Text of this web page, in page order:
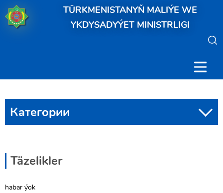
TÜRKMENISTANYŇ MALIÝE WE
YKDYSADYÝET MINISTRLIGI
Täzelikler
habar ýok
Категории